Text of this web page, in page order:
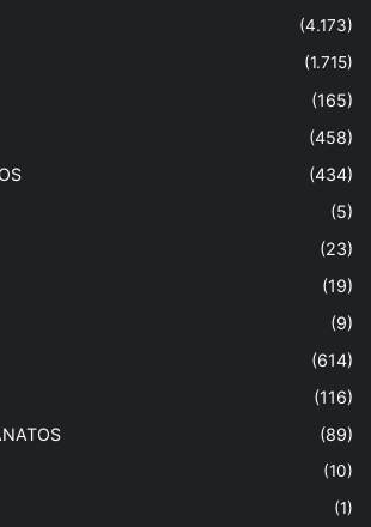
(4.173)
(1.715)
(165)
(458)
(434)
(5)
(23)
(19)
(9)
(614)
(116)
(89)
(10)
(1)